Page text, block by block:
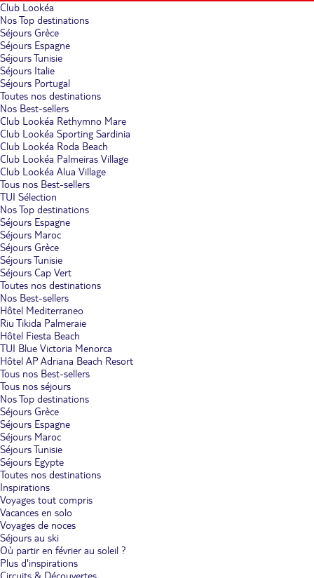
Club Lookéa
Nos Top destinations
Séjours Grèce
Séjours Espagne
Séjours Tunisie
Séjours Italie
Séjours Portugal
Toutes nos destinations
Nos Best-sellers
Club Lookéa Rethymno Mare
Club Lookéa Sporting Sardinia
Club Lookéa Roda Beach
Club Lookéa Palmeiras Village
Club Lookéa Alua Village
Tous nos Best-sellers
TUI Sélection
Nos Top destinations
Séjours Espagne
Séjours Maroc
Séjours Grèce
Séjours Tunisie
Séjours Cap Vert
Toutes nos destinations
Nos Best-sellers
Hôtel Mediterraneo
Riu Tikida Palmeraie
Hôtel Fiesta Beach
TUI Blue Victoria Menorca
Hôtel AP Adriana Beach Resort
Tous nos Best-sellers
Tous nos séjours
Nos Top destinations
Séjours Grèce
Séjours Espagne
Séjours Maroc
Séjours Tunisie
Séjours Egypte
Toutes nos destinations
Inspirations
Voyages tout compris
Vacances en solo
Voyages de noces
Séjours au ski
Où partir en février au soleil ?
Plus d'inspirations